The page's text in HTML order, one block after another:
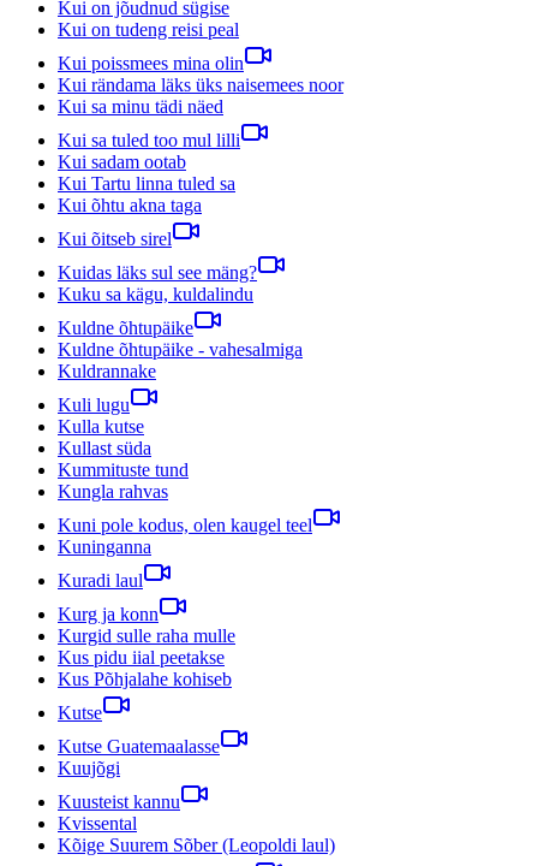
Kui on jõudnud sügise
Kui on tudeng reisi peal
Kui poissmees mina olin
Kui rändama läks üks naisemees noor
Kui sa minu tädi näed
Kui sa tuled too mul lilli
Kui sadam ootab
Kui Tartu linna tuled sa
Kui õhtu akna taga
Kui õitseb sirel
Kuidas läks sul see mäng?
Kuku sa kägu, kuldalindu
Kuldne õhtupäike
Kuldne õhtupäike - vahesalmiga
Kuldrannake
Kuli lugu
Kulla kutse
Kullast süda
Kummituste tund
Kungla rahvas
Kuni pole kodus, olen kaugel teel
Kuninganna
Kuradi laul
Kurg ja konn
Kurgid sulle raha mulle
Kus pidu iial peetakse
Kus Põhjalahe kohiseb
Kutse
Kutse Guatemaalasse
Kuujõgi
Kuusteist kannu
Kvissental
Kõige Suurem Sõber (Leopoldi laul)